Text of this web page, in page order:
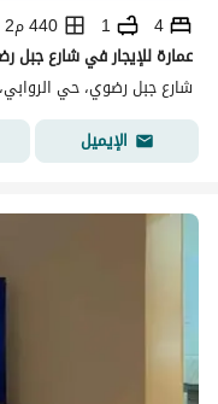
4
1
440 م2
عمارة للإيجار في شارع
شارع جبل رضوي، حي
الإيميل